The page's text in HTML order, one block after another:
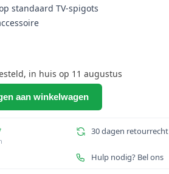
standaard TV-spigots
in huis op 11 augustus
aan winkelwagen
30 dagen retourrecht
Hulp nodig? Bel ons